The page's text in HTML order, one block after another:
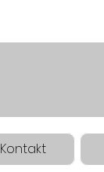
Kontakt